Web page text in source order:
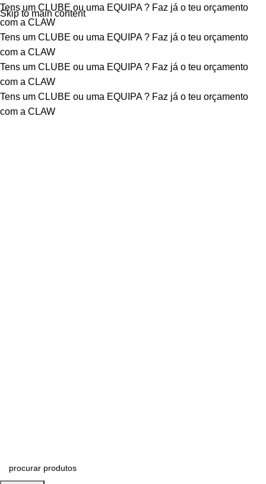
Skip to main content
Tens um CLUBE ou uma EQUIPA ? Faz já o teu orçamento
com a CLAW
Tens um CLUBE ou uma EQUIPA ? Faz já o teu orçamento
com a CLAW
Tens um CLUBE ou uma EQUIPA ? Faz já o teu orçamento
com a CLAW
Tens um CLUBE ou uma EQUIPA ? Faz já o teu orçamento
com a CLAW